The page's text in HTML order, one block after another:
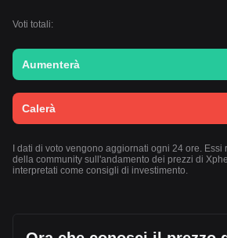
Voti totali:
Aumenterà
Calerà
I dati di voto vengono aggiornati ogni 24 ore.
della community sull'andamento dei prezzi di
interpretati come consigli di investimento.